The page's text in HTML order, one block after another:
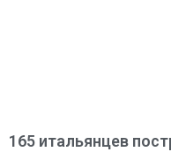
165 итальянцев